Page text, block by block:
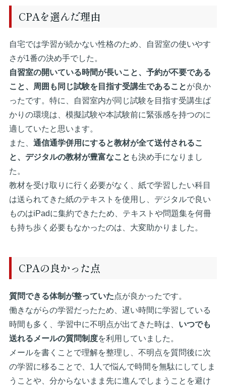
CPAを選んだ理由
自宅では学習が続かない性格のため、自習室の使いやす
さが1番の決め手でした。
自習室の開いている時間が長いこと、予約が不要である
こと、周囲も同じ試験を目指す受講生であることが良か
ったです。特に、自習室内が同じ試験を目指す受講生ば
かりの環境は、模擬試験や本試験前に緊張感を持つのに
適していたと思います。
また、 通信通学併用にすると教材が全て送付されるこ
と、デジタルの教材が豊富なこと も決め手になりまし
た。
教材を受け取りに行く必要がなく、紙で学習したい科目
は送られてきた紙のテキストを使用し、デジタルで良い
ものはiPadに集約できたため、テキストや問題集を何冊
も持ち歩く必要もなかったのは、大変助かりました。
CPAの良かった点
質問できる体制が整っていた点が良かったです。
働きながらの学習だったため、遅い時間に学習している
時間も多く、学習中に不明点が出てきた時は、 いつでも
送れるメールの質問制度を利用していました。
メールを書くことで理解を整理し、不明点を質問後に次
の学習に移ることで、1人で悩んで時間を無駄にしてしま
うことや、分からないまま先に進んでしまうことを避け